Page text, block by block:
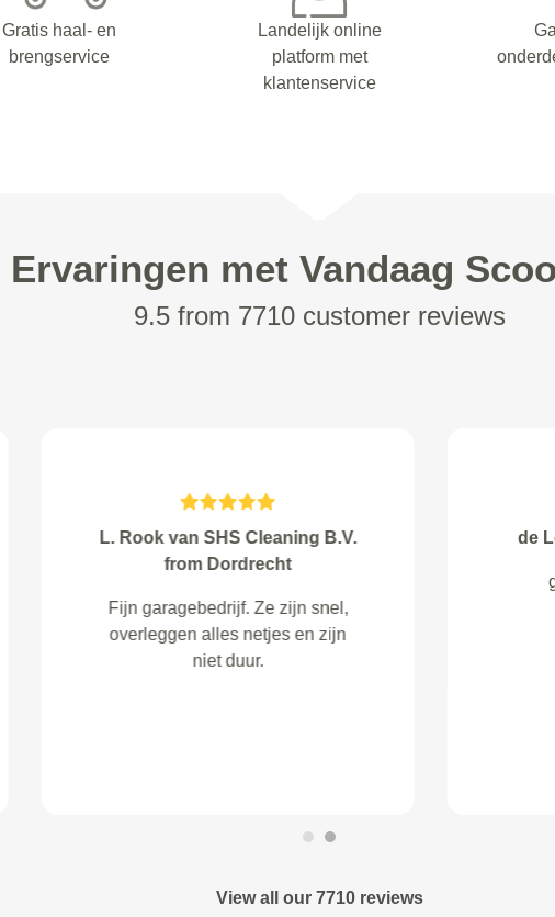
Gratis haal- en
brengservice
Landelijk online
platform met
klantenservice
Ervaringen met Vandaag
9.5 from 7710 customer reviews
Snijders from Sappemeer
werkwijze. Een dag voor de
afspraak is er telefonisch contact
geweest met de garage over de
View all our 7710 reviews